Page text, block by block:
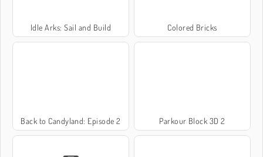
Idle Arks: Sail and Build Colored Bricks
Back to Candyland: Episode 2 Parkour Block 3D 2